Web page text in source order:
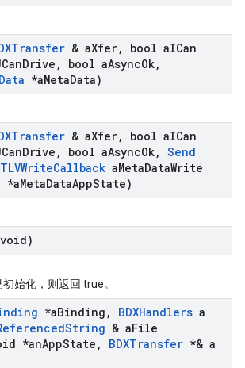
& aXfer, bool aICan
Drive , bool aAsyncOk,
*aMetaData)
& aXfer, bool aICan
Drive , bool aAsyncOk, Send
TLVWriteCallback aMetaDataWrite
*aMetaDataAppState)
初始化，则返回 true。
*aBinding , BDXHandlers a
String & aFile
*anAppState , BDXTransfer *& a